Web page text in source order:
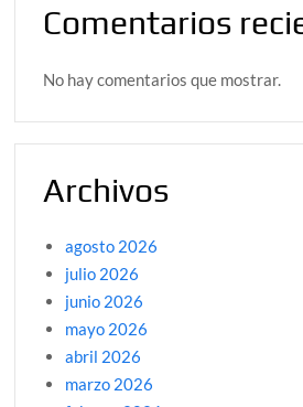
Comentarios
No hay comentarios que mostrar.
Archivos
agosto 2026
julio 2026
junio 2026
mayo 2026
abril 2026
marzo 2026